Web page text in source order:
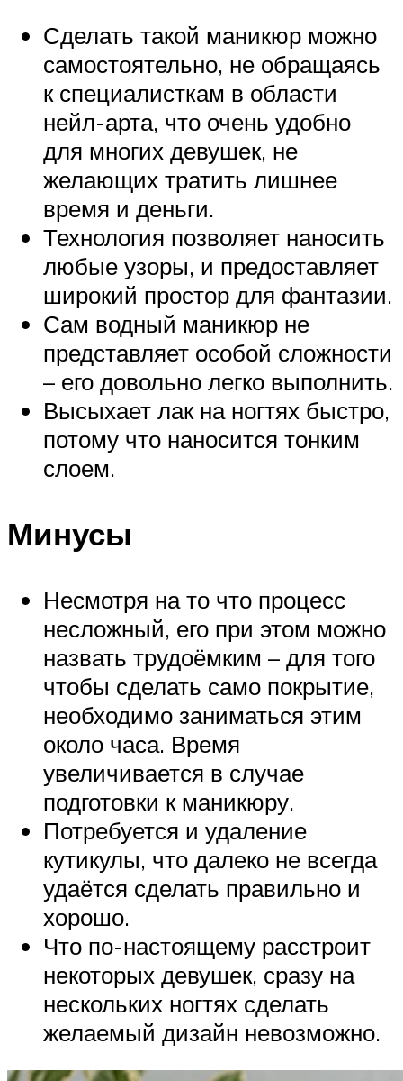
Сделать такой маникюр можно
самостоятельно, не обращаясь
к специалисткам в области
нейл-арта, что очень удобно
для многих девушек, не
желающих тратить лишнее
время и деньги.
Технология позволяет наносить
любые узоры, и предоставляет
широкий простор для фантазии.
Сам водный маникюр не
представляет особой сложности
– его довольно легко выполнить.
Высыхает лак на ногтях быстро,
потому что наносится тонким
слоем.
Минусы
Несмотря на то что процесс
несложный, его при этом можно
назвать трудоёмким – для того
чтобы сделать само покрытие,
необходимо заниматься этим
около часа. Время
увеличивается в случае
подготовки к маникюру.
Потребуется и удаление
кутикулы, что далеко не всегда
удаётся сделать правильно и
хорошо.
Что по-настоящему расстроит
некоторых девушек, сразу на
нескольких ногтях сделать
желаемый дизайн невозможно.